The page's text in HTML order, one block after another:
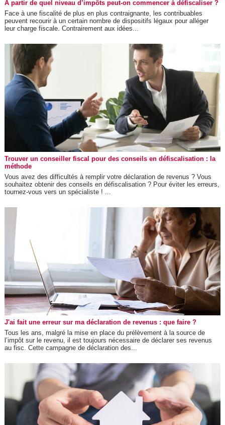
A partir de quel niveau d’impôts peut-on commencer à défiscaliser ?
Face à une fiscalité de plus en plus contraignante, les contribuables
peuvent recourir à un certain nombre de dispositifs légaux pour alléger
leur charge fiscale. Contrairement aux idées...
Trouver un conseiller fiscal pour des conseils en défiscalisation : la
méthode
Vous avez des difficultés à remplir votre déclaration de revenus ? Vous
souhaitez obtenir des conseils en défiscalisation ? Pour éviter les erreurs,
tournez-vous vers un spécialiste ! ...
J'ai fait une erreur sur ma déclaration de revenus : que faire ?
Tous les ans, malgré la mise en place du prélèvement à la source de
l’impôt sur le revenu, il est toujours nécessaire de déclarer ses revenus
au fisc. Cette campagne de déclaration des...